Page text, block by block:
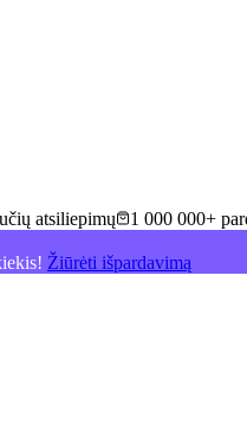
atsiliepimų 1 000 000+
Žiūrėti išpardavimą